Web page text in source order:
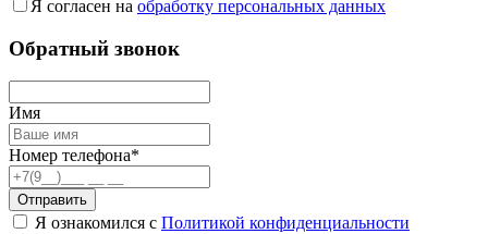
Я согласен на обработку персональных данных
Обратный звонок
Имя
Номер телефона*
Отправить
Я ознакомился с Политикой конфиденциальности